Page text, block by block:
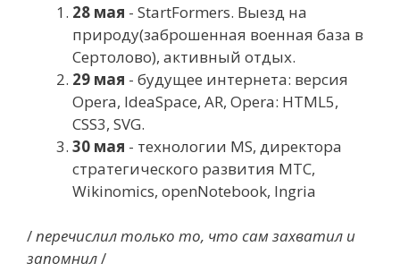
28 мая - StartFormers. Выезд на
природу(заброшенная военная база в
Сертолово), активный отдых.
29 мая - будущее интернета: версия
Opera, IdeaSpace, AR, Opera: HTML5,
CSS3, SVG.
30 мая - технологии MS, директора
стратегического развития МТС,
Wikinomics, openNotebook, Ingria
/перечислил только то, что сам захватил и
запомнил/